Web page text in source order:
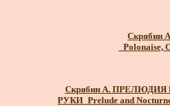
Скрябин
_Polonaise,
Скрябин А.
РУКИ_Prelude and